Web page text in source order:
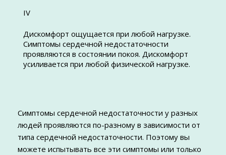
IV
Дискомфорт ощущается при любой нагрузке.
Симптомы сердечной недостаточности
проявляются в состоянии покоя. Дискомфорт
усиливается при любой физической нагрузке.
Симптомы сердечной недостаточности у разных
людей проявляются по-разному в зависимости от
типа сердечной недостаточности. Поэтому вы
можете испытывать все эти симптомы или только